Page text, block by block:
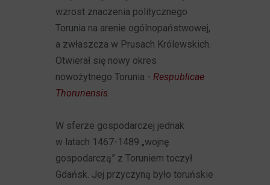
wzrost znaczenia politycznego
Torunia na arenie ogólnopaństwowej,
a zwłaszcza w Prusach Królewskich.
Otwierał się nowy okres
nowożytnego Torunia -Respublicae
Thorunensis.
W sferze gospodarczej jednak
w latach 1467-1489 „wojnę
gospodarczą” z Toruniem toczył
Gdańsk. Jej przyczyną było toruńskie